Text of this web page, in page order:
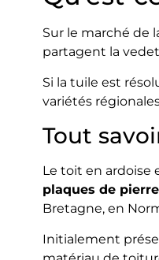
Sur le marché de
partagent la
Si la tuile est
variétés
Tout
Le toit en ardoise
plaques de
Bretagne, en
Initialement